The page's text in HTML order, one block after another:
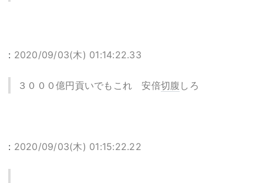
: 2020/09/03(木) 01:14:22.33
３０００億円貢いでもこれ 安倍切腹 しろ
: 2020/09/03(木) 01:15:22.22